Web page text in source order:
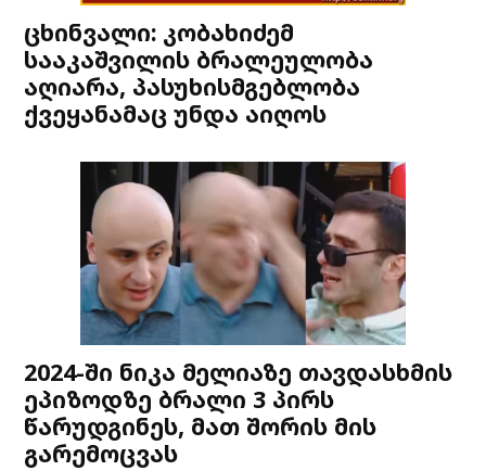
ცხინვალი: კობახიძემ
სააკაშვილის ბრალეულობა
აღიარა, პასუხისმგებლობა
ქვეყანამაც უნდა აიღოს
2024-ში ნიკა მელიაზე თავდასხმის
ეპიზოდზე ბრალი 3 პირს
წარუდგინეს, მათ შორის მის
გარემოცვას